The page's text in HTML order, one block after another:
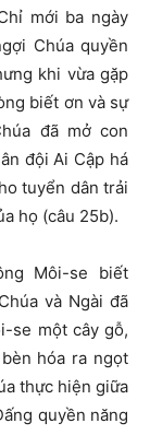
mới ba ngày
Chúa quyền
khi vừa gặp
biết ơn và sự
đã mở con
đội Ai Cập há
tuyển dân trải
họ (câu 25b).
Môi-se biết
và Ngài đã
se một cây gỗ,
hóa ra ngọt
thực hiện giữa
quyền năng